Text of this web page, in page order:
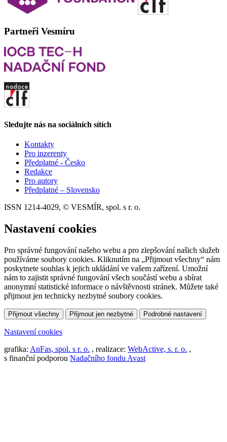
Partneři Vesmíru
Sledujte nás na sociálních sítích
Kontakty
Pro inzerenty
Předplatné - Česko
Redakce
Pro autory
Předplatné – Slovensko
ISSN 1214-4029, © VESMÍR, spol. s r. o.
Nastavení cookies
Pro správné fungování našeho webu a pro zlepšování našich služeb
používáme soubory cookies. Kliknutím na „Přijmout všechny“ nám
poskytnete souhlas k jejich ukládání ve vašem zařízení. Umožní
nám to zajistit správné fungování všech součástí webu a sbírat
anonymní statistické informace o návštěvnosti stránek. Můžete také
přijmout jen technicky nezbytné soubory cookies.
Přijmout všechny Přijmout jen nezbytné Podrobné nastavení
Nastavení cookies
grafika: AnFas, spol. s r. o. , realizace: WebActive, s. r. o. ,
s finanční podporou Nadačního fondu Avast